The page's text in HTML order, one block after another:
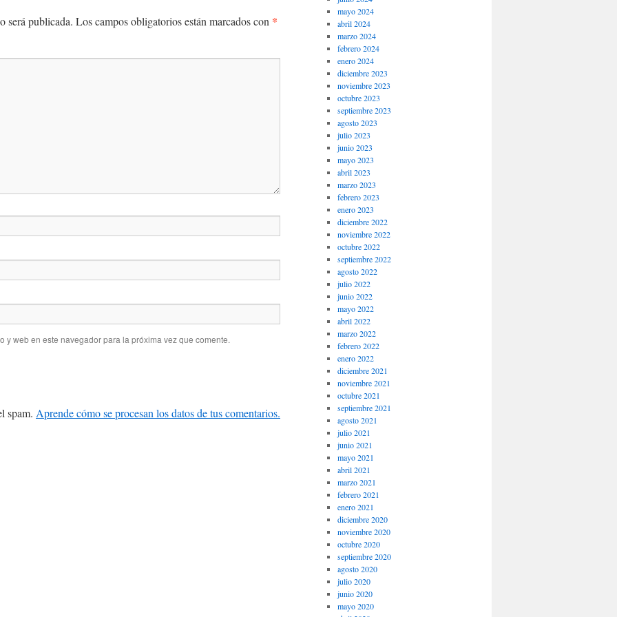
será publicada. Los campos obligatorios están marcados con *
y web en este navegador para la próxima vez que comente.
spam. Aprende cómo se procesan los datos de tus comentarios.
mayo 2024
abril 2024
marzo 2024
febrero 2024
enero 2024
diciembre 2023
noviembre 2023
octubre 2023
septiembre 2023
agosto 2023
julio 2023
junio 2023
mayo 2023
abril 2023
marzo 2023
febrero 2023
enero 2023
diciembre 2022
noviembre 2022
octubre 2022
septiembre 2022
agosto 2022
julio 2022
junio 2022
mayo 2022
abril 2022
marzo 2022
febrero 2022
enero 2022
diciembre 2021
noviembre 2021
octubre 2021
septiembre 2021
agosto 2021
julio 2021
junio 2021
mayo 2021
abril 2021
marzo 2021
febrero 2021
enero 2021
diciembre 2020
noviembre 2020
octubre 2020
septiembre 2020
agosto 2020
julio 2020
junio 2020
mayo 2020